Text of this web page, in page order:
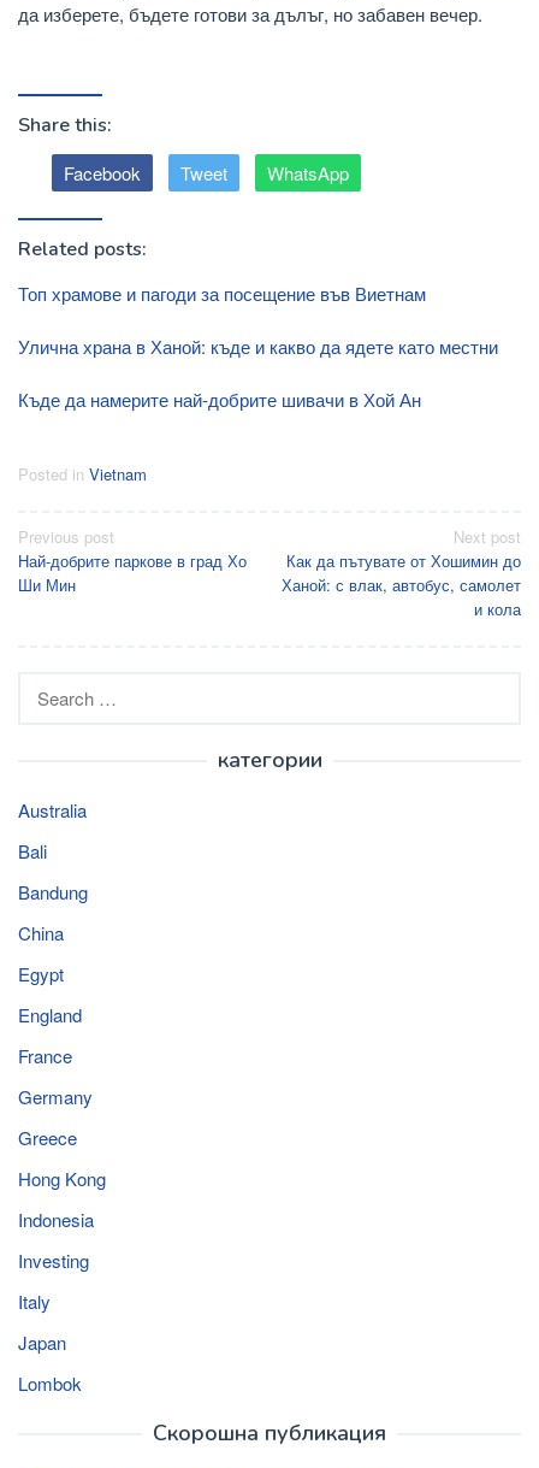
да изберете, бъдете готови за дълъг, но забавен вечер.
Share this:
Facebook Tweet WhatsApp
Related posts:
Топ храмове и пагоди за посещение във Виетнам
Улична храна в Ханой: къде и какво да ядете като местни
Къде да намерите най-добрите шивачи в Хой Ан
Posted in Vietnam
Post
navigation
Previous post
Най-добрите паркове в град Хо
Ши Мин
Next post
Как да пътувате от Хошимин до
Ханой: с влак, автобус, самолет
и кола
for:
категории
Australia
Bali
Bandung
China
Egypt
England
France
Germany
Greece
Hong Kong
Indonesia
Investing
Italy
Japan
Lombok
Скорошна публикация